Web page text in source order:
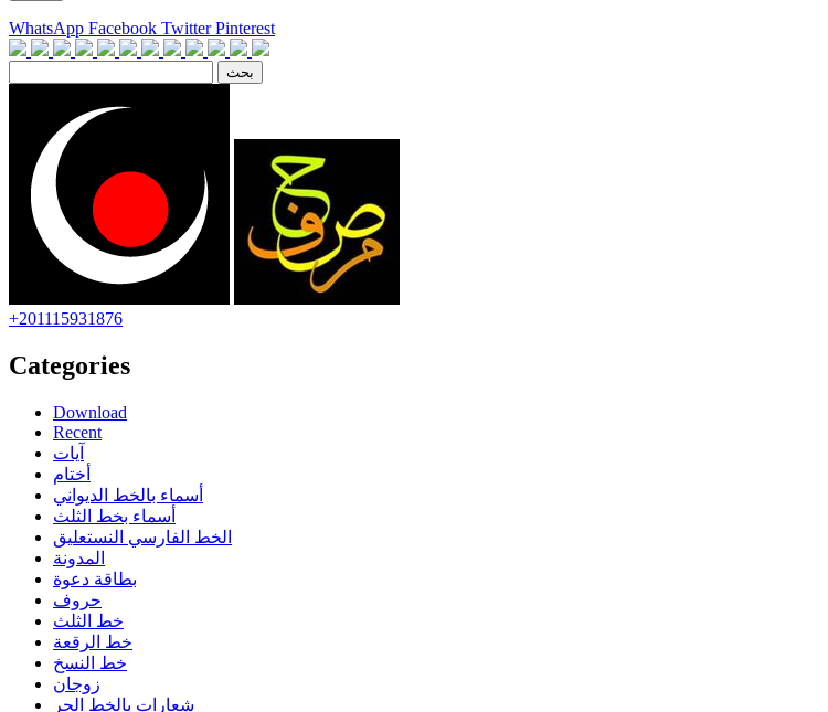
WhatsApp Facebook TwitterPinterest
+201115931876
Categories
Download
Recent
آيات
أختام
أسماء بالخط الديواني
أسماء بخط الثلث
الخط الفارسي النستعليق
المدونة
بطاقة دعوة
حروف
خط الثلث
خط الرقعة
خط النسخ
زوجان
شعارات بالخط الحر